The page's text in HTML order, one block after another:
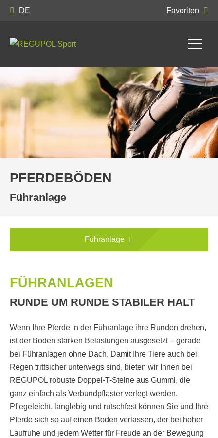
DE Favoriten
PFERDEBÖDEN
Führanlage
Führanlage
FÜHRANLAGEN
RUNDE UM RUNDE STABILER HALT
Wenn Ihre Pferde in der Führanlage ihre Runden drehen,
ist der Boden starken Belastungen ausgesetzt – gerade
bei Führanlagen ohne Dach. Damit Ihre Tiere auch bei
Regen trittsicher unterwegs sind, bieten wir Ihnen bei
REGUPOL robuste Doppel-T-Steine aus Gummi, die
ganz einfach als Verbundpflaster verlegt werden.
Pflegeleicht, langlebig und rutschfest können Sie und Ihre
Pferde sich so auf einen Boden verlassen, der bei hoher
Laufruhe und jedem Wetter für Freude an der Bewegung